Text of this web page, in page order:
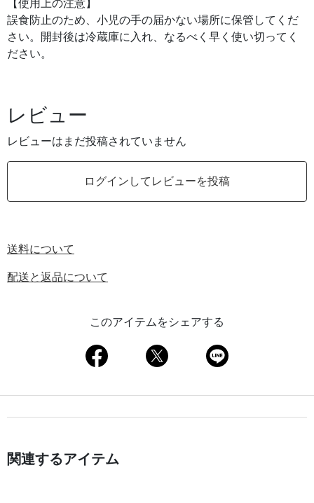
【使用上の注意】
誤食防止のため、小児の手の届かない場所に保管してくだ
さい。開封後は冷蔵庫に入れ、なるべく早く使い切ってく
ださい。
レビュー
レビューはまだ投稿されていません
ログインしてレビューを投稿
送料について
配送と返品について
このアイテムをシェアする
関連するアイテム